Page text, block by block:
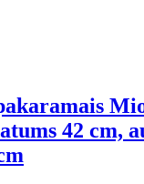
42 cm,